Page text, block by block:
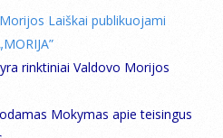
Laiškai publikuojami
rinktiniai Valdovo Morijos
Mokymas apie teisingus